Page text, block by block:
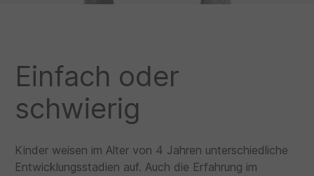
Einfach oder
schwierig
Kinder weisen im Alter von 4 Jahren unterschiedliche
Entwicklungsstadien auf. Auch die Erfahrung im